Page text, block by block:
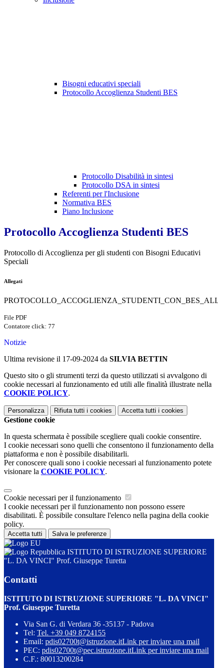
Bisogni educativi speciali
Protocollo Accoglienza Studenti BES
Protocollo Disabilità in sintesi
Protocollo DSA in sintesi
Referenti per l'Inclusione
Normativa BES
Piano Inclusione
Protocollo Accoglienza Studenti BES
Protocollo di Accoglienza per gli studenti con Bisogni Educativi
Speciali
Allegati
File PDF
Contatore click: 77
Notizie
Ultima revisione il 17-09-2024 da SILVIA BETTIN
Questo sito o gli strumenti terzi da questo utilizzati si avvalgono di
cookie necessari al funzionamento ed utili alle finalità illustrate nella
COOKIE POLICY.
Personalizza Rifiuta tutti i cookies Accetta tutti i cookies
Gestione cookie
In questa schermata è possibile scegliere quali cookie consentire.
I cookie necessari sono quelli che consentono il funzionamento della
piattaforma e non è possibile disabilitarli.
Per conoscere quali sono i cookie necessari al funzionamento potete
visionare la COOKIE POLICY.
Cookie necessari per il funzionamento
I cookie necessari per il funzionamento non possono essere
disabilitati. È possibile consultare l'elenco nella pagina della cookie
policy.
Accetta tutti Salva le preferenze
ISTITUTO DI ISTRUZIONE SUPERIORE
"L. DA VINCI" Prof. Giuseppe Turetta
Contatti
ISTITUTO DI ISTRUZIONE SUPERIORE "L. DA VINCI"
Prof. Giuseppe Turetta
Via San G. di Verdara 36 -35137 - Padova
Tel: Tel. +39 049 8724155
Email: pdis02700t@istruzione.itLink per inviare una mail
PEC: pdis02700t@pec.istruzione.itLink per inviare una mail
C.F.: 80013200284